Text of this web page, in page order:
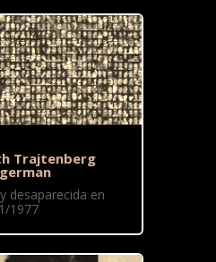
Trajtenberg
desaparecida en
1977